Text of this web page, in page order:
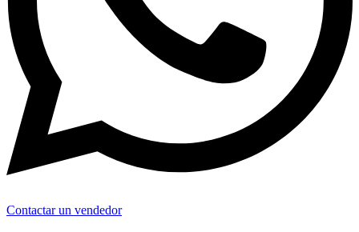
Contactar un vendedor